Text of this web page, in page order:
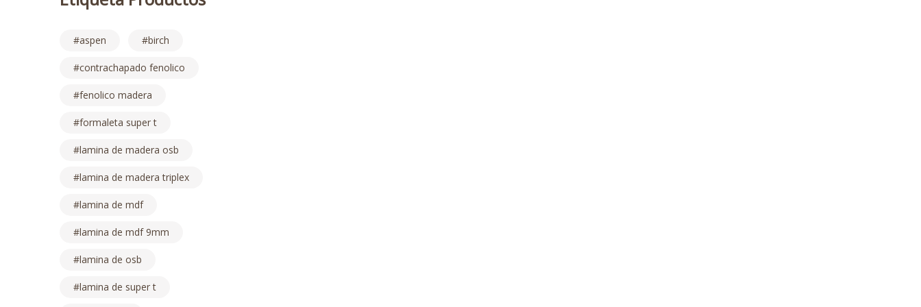
aspen birch
contrachapado fenolico
fenolico madera
formaleta super t
lamina de madera osb
lamina de madera triplex
lamina de mdf
lamina de mdf 9mm
lamina de osb
lamina de super t